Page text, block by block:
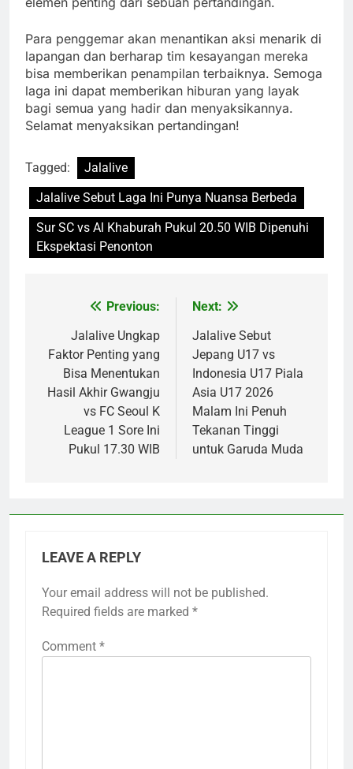
Para penggemar akan menantikan aksi menarik di
lapangan dan berharap tim kesayangan mereka
bisa memberikan penampilan terbaiknya. Semoga
laga ini dapat memberikan hiburan yang layak
bagi semua yang hadir dan menyaksikannya.
Selamat menyaksikan pertandingan!
Tagged:
Jalalive
Jalalive Sebut Laga Ini Punya Nuansa Berbeda
Sur SC vs Al Khaburah Pukul 20.50 WIB Dipenuhi
Ekspektasi Penonton
navigation
Previous:
Jalalive Ungkap
Faktor Penting yang
Bisa Menentukan
Hasil Akhir Gwangju
vs FC Seoul K
League 1 Sore Ini
Pukul 17.30 WIB
Next:
Jalalive Sebut
Jepang U17 vs
Indonesia U17 Piala
Asia U17 2026
Malam Ini Penuh
Tekanan Tinggi
untuk Garuda Muda
LEAVE A REPLY
Your email address will not be published.
Required fields are marked *
Comment *